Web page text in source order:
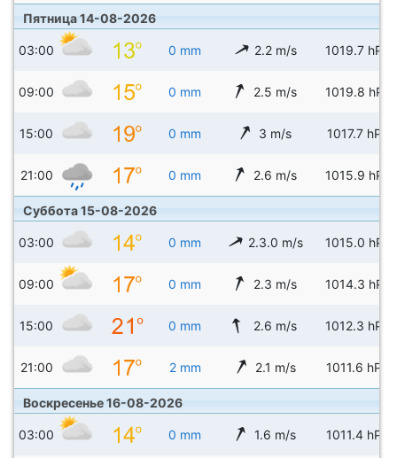
Пятница 14-08-2026
03:00 0 mm 2.2 m/s 1019.7 hPa
09:00 0 mm 2.5 m/s 1019.8 hPa
15:00 0 mm 3 m/s 1017.7 hPa
21:00 0 mm 2.6 m/s 1015.9 hPa
Суббота 15-08-2026
03:00 0 mm 2.3.0 m/s 1015.0 hPa
09:00 0 mm 2.3 m/s 1014.3 hPa
15:00 0 mm 2.6 m/s 1012.3 hPa
21:00 2 mm 2.1 m/s 1011.6 hPa
Воскресенье 16-08-2026
03:00 0 mm 1.6 m/s 1011.4 hPa